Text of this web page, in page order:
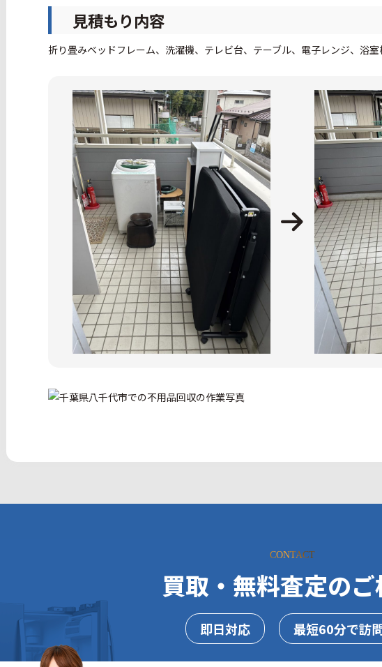
見積もり内容
折り畳みベッドフレーム、洗濯機、テレビ台、テーブル、電子レンジ、浴
CONTACT
買取・無料査定のご
即日対応 最短60分で訪